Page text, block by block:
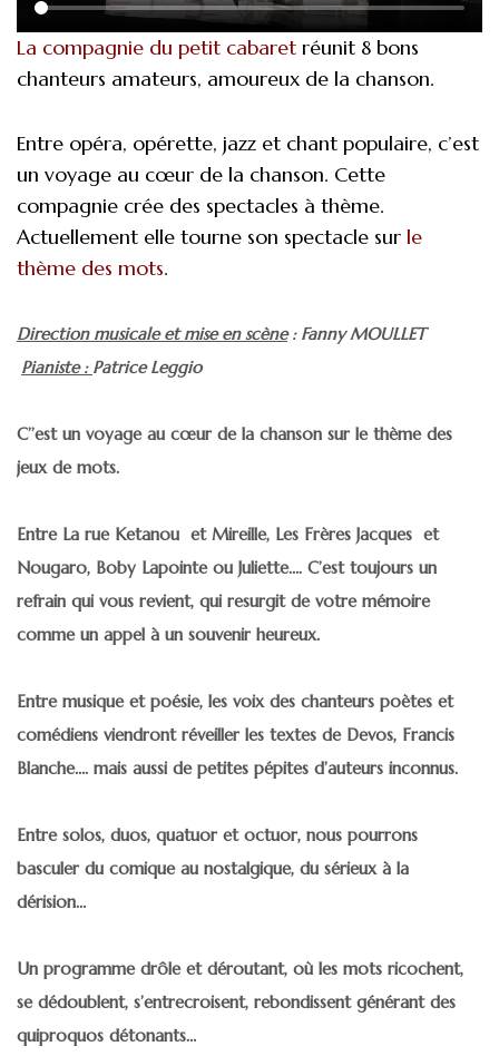
e
t
La compagnie du petit cabaret réunit 8 bons
chanteurs amateurs, amoureux de la chanson.
Entre opéra, opérette, jazz et chant populaire, c’est
un voyage au cœur de la chanson. Cette
compagnie crée des spectacles à thème.
Actuellement elle tourne son spectacle sur le
thème des mots.
Direction musicale et mise en scène: Fanny MOULLET
Pianiste : Patrice Leggio
C’’est un voyage au cœur de la chanson sur le thème des
jeux de mots.
Entre La rue Ketanou et Mireille, Les Frères Jacques et
Nougaro, Boby Lapointe ou Juliette…. C’est toujours un
refrain qui vous revient, qui resurgit de votre mémoire
comme un appel à un souvenir heureux.
Entre musique et poésie, les voix des chanteurs poètes et
comédiens viendront réveiller les textes de Devos, Francis
Blanche…. mais aussi de petites pépites d’auteurs inconnus.
Entre solos, duos, quatuor et octuor, nous pourrons
basculer du comique au nostalgique, du sérieux à la
dérision…
Un programme drôle et déroutant, où les mots ricochent,
se dédoublent, s’entrecroisent, rebondissent générant des
quiproquos détonants…